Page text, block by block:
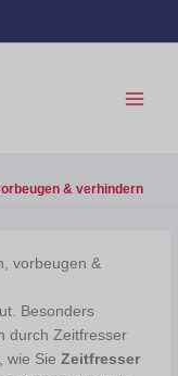
& verhindern
vorbeugen &
Besonders
durch Zeitfresser
wie SieZeitfresser